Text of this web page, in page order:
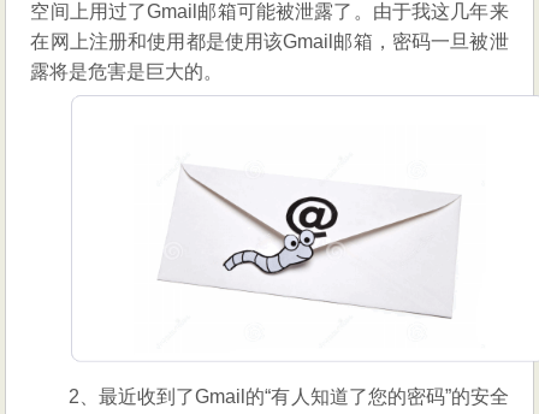
空间上用过了Gmail邮箱可能被泄露了。由于我这几年来
在网上注册和使用都是使用该Gmail邮箱，密码一旦被泄
露将是危害是巨大的。
2、最近收到了Gmail的“有人知道了您的密码”的安全